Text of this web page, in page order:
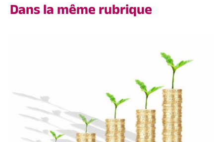
Dans la même rubrique